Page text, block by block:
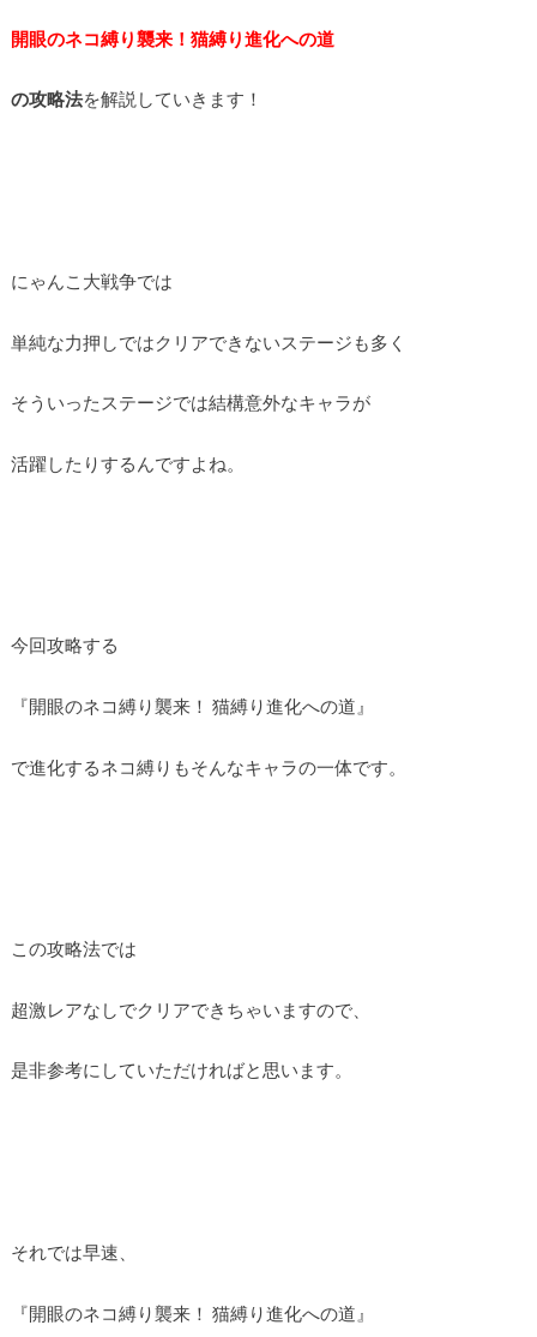
開眼のネコ縛り襲来！猫縛り進化への道
の攻略法を解説していきます！
にゃんこ大戦争では
単純な力押しではクリアできないステージも多く
そういったステージでは結構意外なキャラが
活躍したりするんですよね。
今回攻略する
『開眼のネコ縛り襲来！ 猫縛り進化への道』
で進化するネコ縛りもそんなキャラの一体です。
この攻略法では
超激レアなしでクリアできちゃいますので、
是非参考にしていただければと思います。
それでは早速、
『開眼のネコ縛り襲来！ 猫縛り進化への道』